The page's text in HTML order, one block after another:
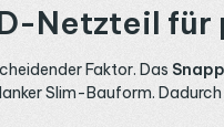
Netzteil
Faktor. Das
Slim-Bauform.